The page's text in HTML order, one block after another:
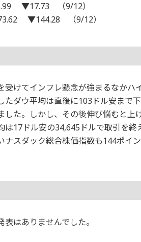
▼17.73 （9/12）
▼144.28 （9/12）
受けてインフレ懸念が強まるなかハ
たダウ平均は直後に103ドル安まで
した。しかし、その後伸び悩むと
は17ドル安の34,645ドルで取引を
ナスダック総合株価指数も144ポイ
はありませんでした。